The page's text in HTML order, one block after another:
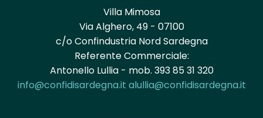
Villa Mimosa
Via Alghero, 49 - 07100
c/o Confindustria Nord Sardegna
Referente Commerciale:
Antonello Lullia - mob. 393 85 31 320
info@confidisardegna.it alullia@confidisardegna.it